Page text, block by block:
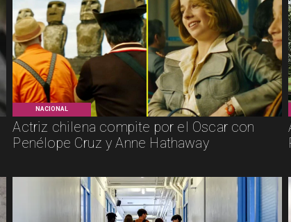
NACIONAL
Actriz chilena compite por el Oscar con
Penélope Cruz y Anne Hathaway